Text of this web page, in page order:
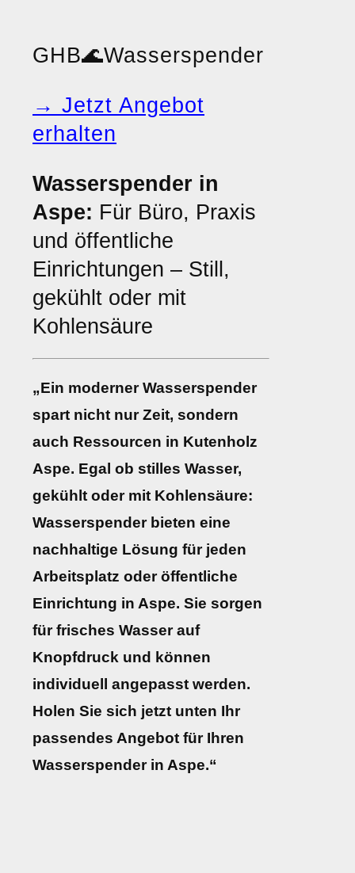
GHB🌊Wasserspender
→ Jetzt Angebot
erhalten
Wasserspender in
Aspe: Für Büro, Praxis
und öffentliche
Einrichtungen – Still,
gekühlt oder mit
Kohlensäure
„Ein moderner Wasserspender
spart nicht nur Zeit, sondern
auch Ressourcen in Kutenholz
Aspe. Egal ob stilles Wasser,
gekühlt oder mit Kohlensäure:
Wasserspender bieten eine
nachhaltige Lösung für jeden
Arbeitsplatz oder öffentliche
Einrichtung in Aspe. Sie sorgen
für frisches Wasser auf
Knopfdruck und können
individuell angepasst werden.
Holen Sie sich jetzt unten Ihr
passendes Angebot für Ihren
Wasserspender in Aspe.“